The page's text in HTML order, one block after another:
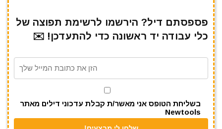
e
b
o
te
r
l
s
A
p
gr
a
m
e
פספסתם דיל? הירשמו לרשימת תפוצה של
כלי עבודה יד ראשונה כדי להתעדכן! ✉️
בשליחת הטופס אני מאשר/ת קבלת עדכוני דילים מאתר
Newtools